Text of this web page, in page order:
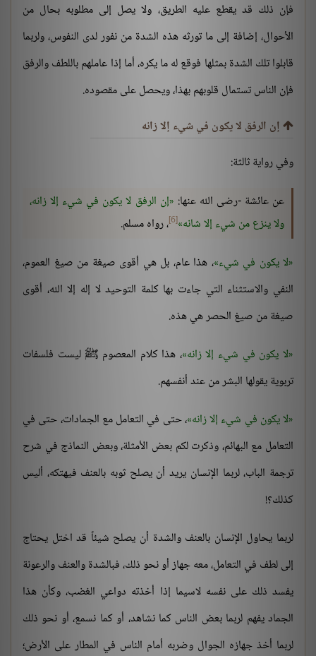
فإن ذلك قد يقطع عليه الطريق، ولا يصل إلى مطلوبه بحال من
الأحوال، إضافة إلى ما تورثه هذه الشدة من نفور لدى النفوس، ولربما
قابلوا تلك الشدة بمثلها فوقع له ما يكره، أما إذا عاملهم باللطف والرفق
فإن الناس تستمال قلوبهم بهذا، ويحصل على مقصوده.
إن الرفق لا يكون في شيء إلا زانه
وفي رواية ثالثة:
عن عائشة -رضى الله عنها: إن الرفق لا يكون في شيء إلا زانه،
ولا ينزع من شيء إلا شانه [6] ، رواه مسلم.
لا يكون في شيء ، هذا عام، بل هي أقوى صيغة من صيغ العموم،
النفي والاستثناء التي جاءت بها كلمة التوحيد لا إله إلا الله، أقوى
صيغة من صيغ الحصر هي هذه.
لا يكون في شيء إلا زانه ، هذا كلام المعصوم ﷺ ليست فلسفات
تربوية يقولها البشر من عند أنفسهم.
لا يكون في شيء إلا زانه ، حتى في التعامل مع الجمادات، حتى في
التعامل مع البهائم، وذكرت لكم بعض الأمثلة، وبعض النماذج في شرح
ترجمة الباب، لربما الإنسان يريد أن يصلح ثوبه بالعنف فيهتكه، أليس
كذلك؟!
لربما يحاول الإنسان بالعنف والشدة أن يصلح شيئاً قد اختل يحتاج
إلى لطف في التعامل، معه جهاز أو نحو ذلك، فبالشدة والعنف والرعونة
يفسد ذلك على نفسه لاسيما إذا أخذته دواعي الغضب، وكأن هذا
الجماد يفهم لربما بعض الناس كما نشاهد، أو كما نسمع، أو نحو ذلك
لربما أخذ جهازه الجوال وضربه أمام الناس في المطار على الأرض؛